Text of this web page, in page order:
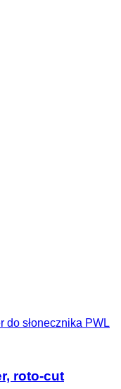
do słonecznika PWL
roto-cut